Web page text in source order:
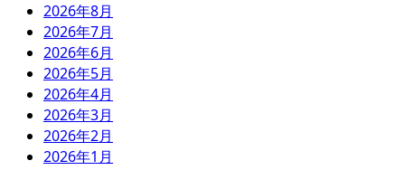
2026年8月
2026年7月
2026年6月
2026年5月
2026年4月
2026年3月
2026年2月
2026年1月